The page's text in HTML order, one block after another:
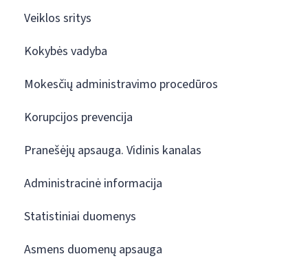
Veiklos sritys
Kokybės vadyba
Mokesčių administravimo procedūros
Korupcijos prevencija
Pranešėjų apsauga. Vidinis kanalas
Administracinė informacija
Statistiniai duomenys
Asmens duomenų apsauga